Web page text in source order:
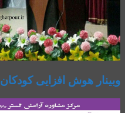
وبینار هوش افزایی کودکان